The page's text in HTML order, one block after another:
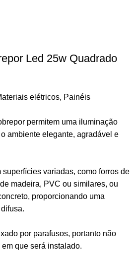
Led 25w Quadrado
elétricos, Painéis
permitem uma iluminação
ambiente elegante, agradável e
variadas, como forros de
madeira, PVC ou similares, ou
proporcionando uma
por parafusos, portanto não
que será instalado.